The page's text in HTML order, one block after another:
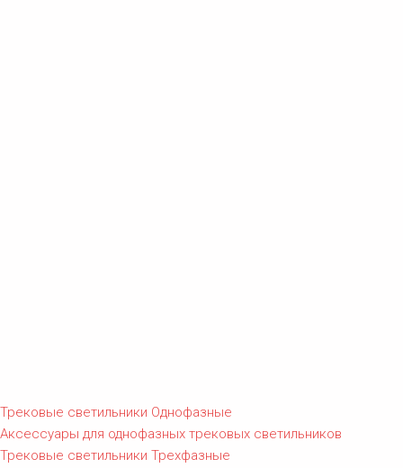
Трековые светильники Однофазные
Аксессуары для однофазных трековых светильников
Трековые светильники Трехфазные